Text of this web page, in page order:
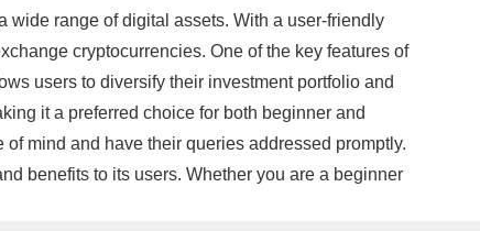
wide range of digital assets. With a user-friendly
cryptocurrencies. One of the key features of
users to diversify their investment portfolio and
it a preferred choice for both beginner and
mind and have their queries addressed promptly.
benefits to its users. Whether you are a beginner